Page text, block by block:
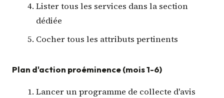
Lister tous les services dans la section
dédiée
Cocher tous les attributs pertinents
Plan d'action proéminence (mois 1-6)
Lancer un programme de collecte d'avis